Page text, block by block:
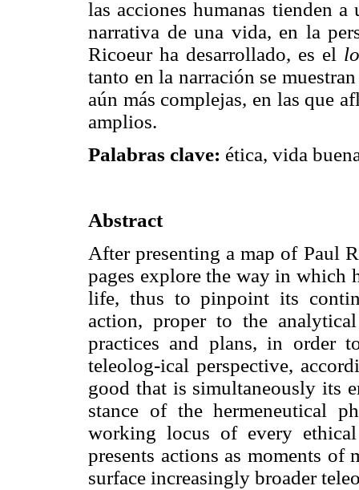
las acciones humanas tienden
narrativa de una vida, en la
Ricoeur ha desarrollado, es el
tanto en la narración se
aún más complejas, en las que
amplios.
Palabras clave: ética, vida
Abstract
After presenting a map of Paul
pages explore the way in which
life, thus to pinpoint its
action, proper to the
practices and plans, in order
teleolog-ical perspective,
good that is simultaneously its
stance of the hermeneutical
working locus of every
presents actions as moments
surface increasingly broader